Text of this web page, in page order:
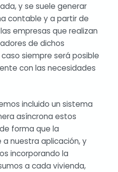
y se suele generar
contable y a partir de
empresas que realizan
de dichos
siempre será posible
con las necesidades
incluido un sistema
asíncrona estos
forma que la
nuestra aplicación, y
incorporando la
a cada vivienda,